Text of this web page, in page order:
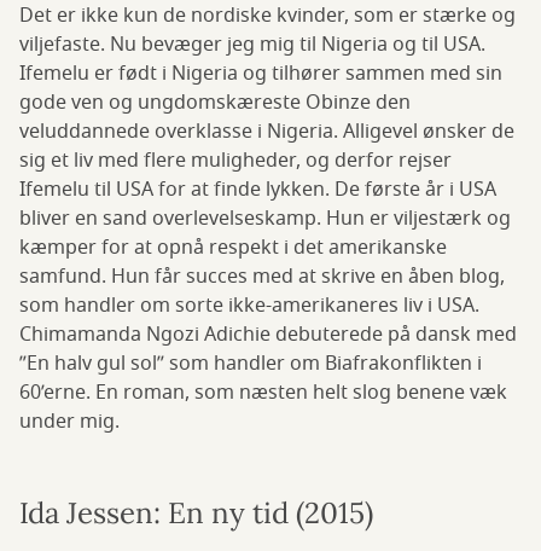
Det er ikke kun de nordiske kvinder, som er stærke og
viljefaste. Nu bevæger jeg mig til Nigeria og til USA.
Ifemelu er født i Nigeria og tilhører sammen med sin
gode ven og ungdomskæreste Obinze den
veluddannede overklasse i Nigeria. Alligevel ønsker de
sig et liv med flere muligheder, og derfor rejser
Ifemelu til USA for at finde lykken. De første år i USA
bliver en sand overlevelseskamp. Hun er viljestærk og
kæmper for at opnå respekt i det amerikanske
samfund. Hun får succes med at skrive en åben blog,
som handler om sorte ikke-amerikaneres liv i USA.
Chimamanda Ngozi Adichie debuterede på dansk med
”En halv gul sol” som handler om Biafrakonflikten i
60’erne. En roman, som næsten helt slog benene væk
under mig.
Ida Jessen: En ny tid (2015)